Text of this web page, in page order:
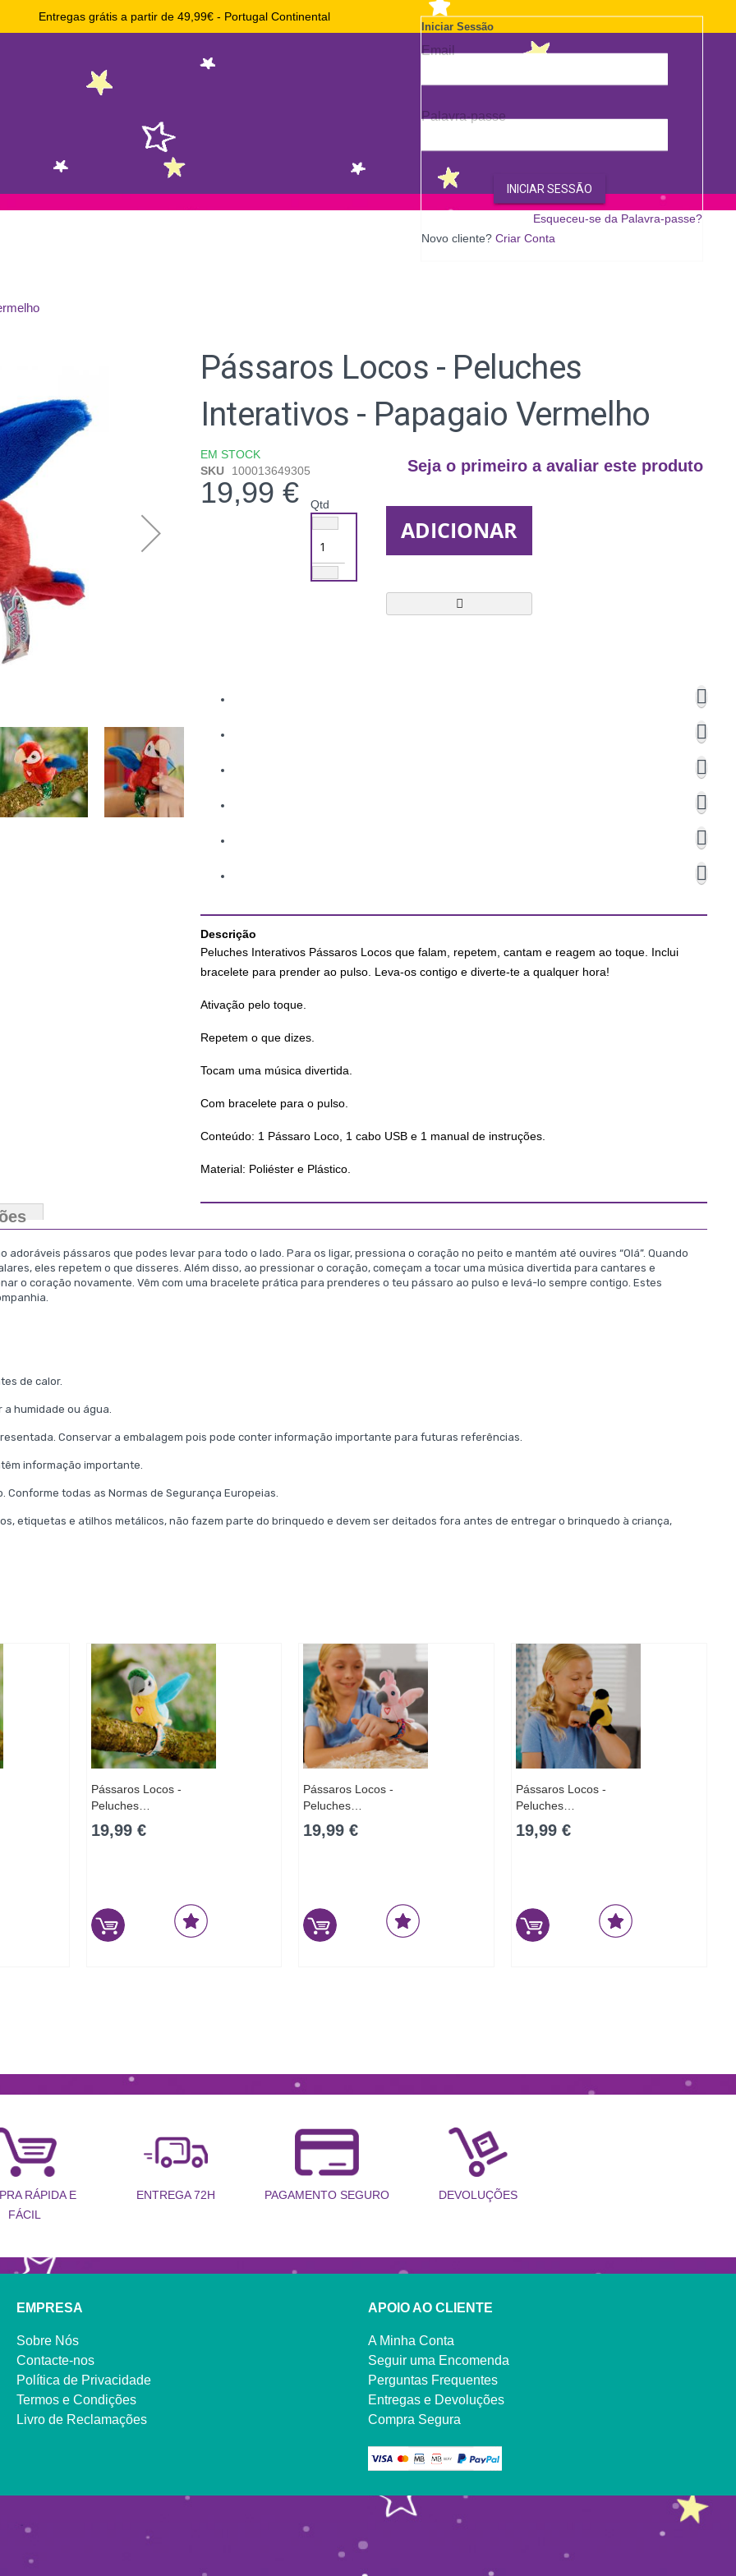
Entregas grátis a partir de 49,99€ - Portugal Continental
Wish
List
Iniciar Sessão
Email
Palavra-passe
INICIAR SESSÃO
Esqueceu-se da Palavra-passe?
Novo cliente? Criar Conta
Pássaros Locos - Peluches
Interativos - Papagaio Vermelho
Seja o primeiro a avaliar este produto
EM STOCK
SKU
100013649305
19,99 € Qtd
ADICIONAR
Descrição
Peluches Interativos Pássaros Locos que falam, repetem, cantam e reagem ao toque. Inclui
bracelete para prender ao pulso. Leva-os contigo e diverte-te a qualquer hora!
Ativação pelo toque.
Repetem o que dizes.
Tocam uma música divertida.
Com bracelete para o pulso.
Conteúdo: 1 Pássaro Loco, 1 cabo USB e 1 manual de instruções.
Material: Poliéster e Plástico.
pássaros que podes levar para todo o lado. Para os ligar, pressiona o coração no peito e mantém até ouvires “Olá”. Quando
eles repetem o que disseres. Além disso, ao pressionar o coração, começam a tocar uma música divertida para cantares e
o coração novamente. Vêm com uma bracelete prática para prenderes o teu pássaro ao pulso e levá-lo sempre contigo. Estes
de calor.
humidade ou água.
Conservar a embalagem pois pode conter informação importante para futuras referências.
informação importante.
Conforme todas as Normas de Segurança Europeias.
etiquetas e atilhos metálicos, não fazem parte do brinquedo e devem ser deitados fora antes de entregar o brinquedo à criança,
Pássaros Locos -
Peluches…
19,99 €
Pássaros Locos -
Peluches…
19,99 €
Pássaros Locos -
Peluches…
19,99 €
RÁPIDA E
FÁCIL
ENTREGA 72H PAGAMENTO SEGURO DEVOLUÇÕES
EMPRESA
Sobre Nós
Contacte-nos
Política de Privacidade
Termos e Condições
Livro de Reclamações
APOIO AO CLIENTE
A Minha Conta
Seguir uma Encomenda
Perguntas Frequentes
Entregas e Devoluções
Compra Segura